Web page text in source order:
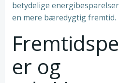
betydelige
en mere bæredygtig fremtid.
er og